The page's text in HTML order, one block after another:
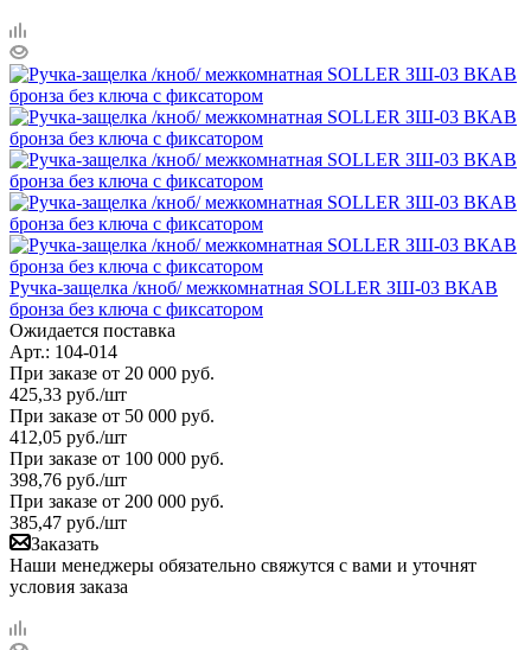
Ручка-защелка /кноб/ межкомнатная SOLLER ЗШ-03 ВКAB
бронза без ключа с фиксатором
Ожидается поставка
Арт.: 104-014
При заказе от 20 000 руб.
425,33 руб./шт
При заказе от 50 000 руб.
412,05 руб./шт
При заказе от 100 000 руб.
398,76 руб./шт
При заказе от 200 000 руб.
385,47 руб./шт
Заказать
Наши менеджеры обязательно свяжутся с вами и уточнят
условия заказа